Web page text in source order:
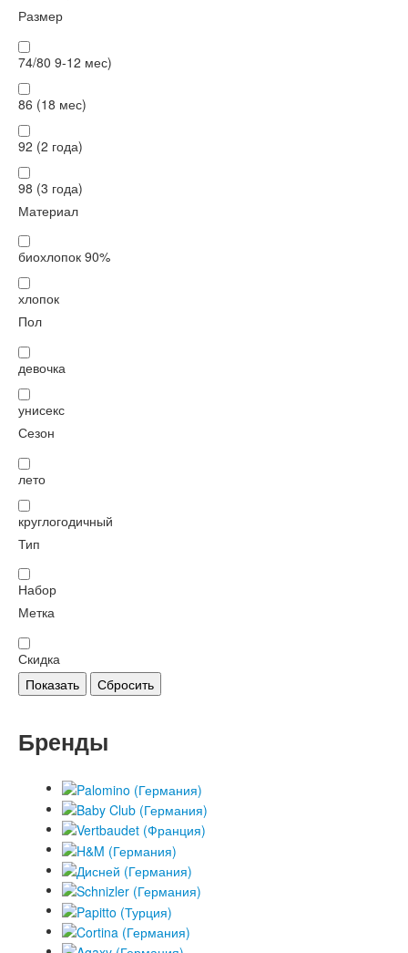
Размер
74/80 9-12 мес)
86 (18 мес)
92 (2 года)
98 (3 года)
Материал
биохлопок 90%
хлопок
Пол
девочка
унисекс
Сезон
лето
круглогодичный
Тип
Набор
Метка
Скидка
Показать
Сбросить
Бренды